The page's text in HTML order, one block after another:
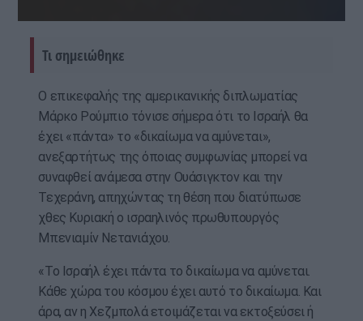
Τι σημειώθηκε
Ο επικεφαλής της αμερικανικής διπλωματίας
Μάρκο Ρούμπιο τόνισε σήμερα ότι το Ισραήλ θα
έχει «πάντα» το «δικαίωμα να αμύνεται»,
ανεξαρτήτως της όποιας συμφωνίας μπορεί να
συναφθεί ανάμεσα στην Ουάσιγκτον και την
Τεχεράνη, απηχώντας τη θέση που διατύπωσε
χθες Κυριακή ο ισραηλινός πρωθυπουργός
Μπενιαμίν Νετανιάχου.
«Το Ισραήλ έχει πάντα το δικαίωμα να αμύνεται.
Κάθε χώρα του κόσμου έχει αυτό το δικαίωμα. Και
άρα, αν η Χεζμπολά ετοιμάζεται να εκτοξεύσει ή